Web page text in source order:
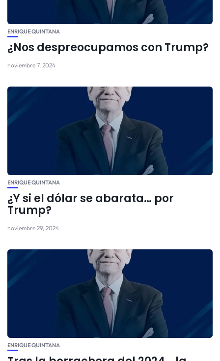
ENRIQUE QUINTANA
¿Nos despreocupamos con Trump?
noviembre 7, 2024
ENRIQUE QUINTANA
¿Y si el dólar se abarata… por
Trump?
noviembre 29, 2024
ENRIQUE QUINTANA